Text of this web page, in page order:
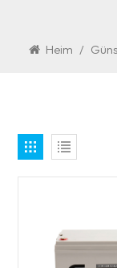
Heim /